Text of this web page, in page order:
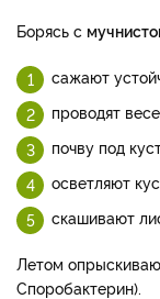
Борясь с
сажают
проводят
почву под
осветляют
скашивают
Летом
Споробактерин).